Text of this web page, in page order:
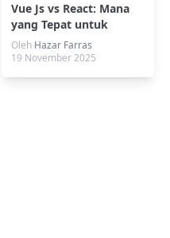
Vue Js vs React: Mana
yang Tepat untuk
Proyek Web Kamu?
Oleh Hazar Farras
19 November 2025